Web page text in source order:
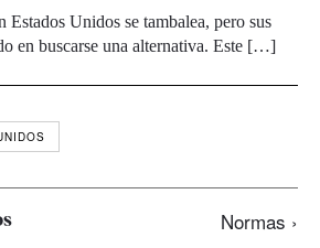
Unidos se tambalea, pero sus
en buscarse una alternativa. Este […]
Normas ›